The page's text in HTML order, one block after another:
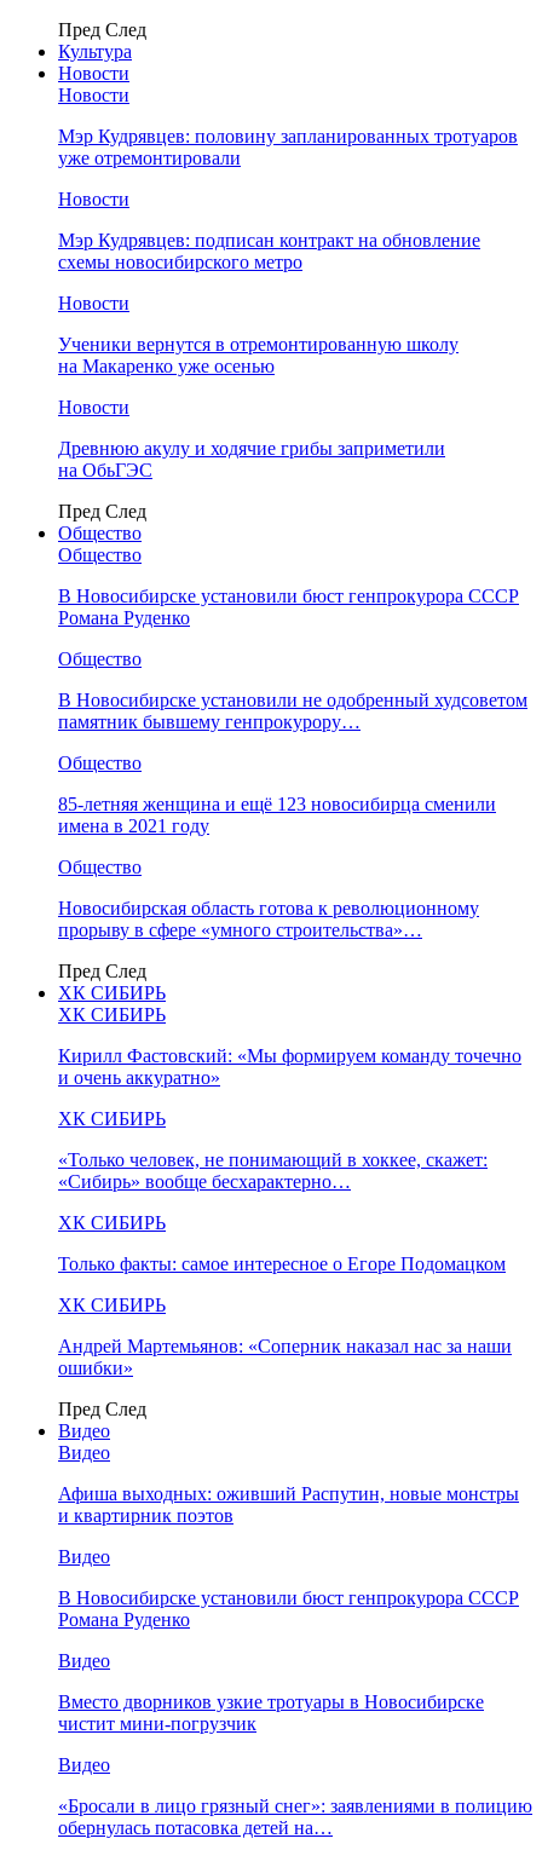
Пред След
Культура
Новости
Новости
Мэр Кудрявцев: половину запланированных тротуаров
уже отремонтировали
Новости
Мэр Кудрявцев: подписан контракт на обновление
схемы новосибирского метро
Новости
Ученики вернутся в отремонтированную школу
на Макаренко уже осенью
Новости
Древнюю акулу и ходячие грибы заприметили
на ОбьГЭС
Пред След
Общество
Общество
В Новосибирске установили бюст генпрокурора СССР
Романа Руденко
Общество
В Новосибирске установили не одобренный худсоветом
памятник бывшему генпрокурору…
Общество
85-летняя женщина и ещё 123 новосибирца сменили
имена в 2021 году
Общество
Новосибирская область готова к революционному
прорыву в сфере «умного строительства»…
Пред След
ХК СИБИРЬ
ХК СИБИРЬ
Кирилл Фастовский: «Мы формируем команду точечно
и очень аккуратно»
ХК СИБИРЬ
«Только человек, не понимающий в хоккее, скажет:
«Сибирь» вообще бесхарактерно…
ХК СИБИРЬ
Только факты: самое интересное о Егоре Подомацком
ХК СИБИРЬ
Андрей Мартемьянов: «Соперник наказал нас за наши
ошибки»
Пред След
Видео
Видео
Афиша выходных: оживший Распутин, новые монстры
и квартирник поэтов
Видео
В Новосибирске установили бюст генпрокурора СССР
Романа Руденко
Видео
Вместо дворников узкие тротуары в Новосибирске
чистит мини-погрузчик
Видео
«Бросали в лицо грязный снег»: заявлениями в полицию
обернулась потасовка детей на…